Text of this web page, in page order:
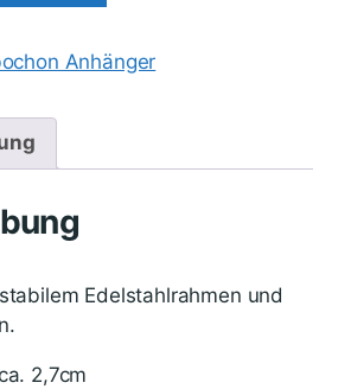
Anhänger
Edelstahlrahmen und
2,7cm